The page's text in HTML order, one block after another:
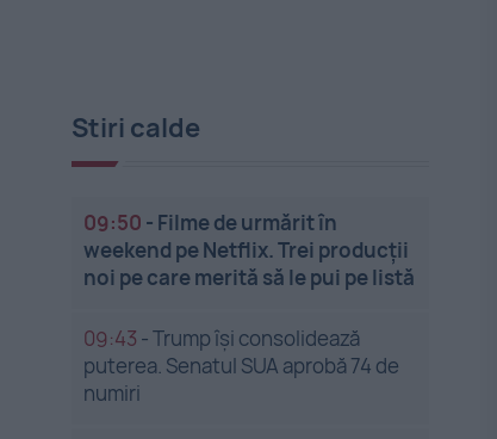
Stiri calde
09:50 - Filme de urmărit în
weekend pe Netflix. Trei producții
noi pe care merită să le pui pe listă
09:43 -Trump își consolidează
puterea. Senatul SUA aprobă 74 de
numiri